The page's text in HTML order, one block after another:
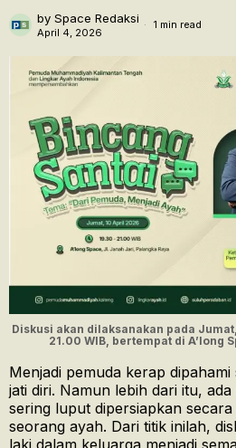
by Space Redaksi
April 4, 2026
1 min read
Diskusi akan dilaksanakan pada
21.00 WIB, bertempat di A’long
Menjadi pemuda kerap
jati diri. Namun lebih dari itu,
sering luput dipersiapkan
seorang ayah. Dari titik inilah,